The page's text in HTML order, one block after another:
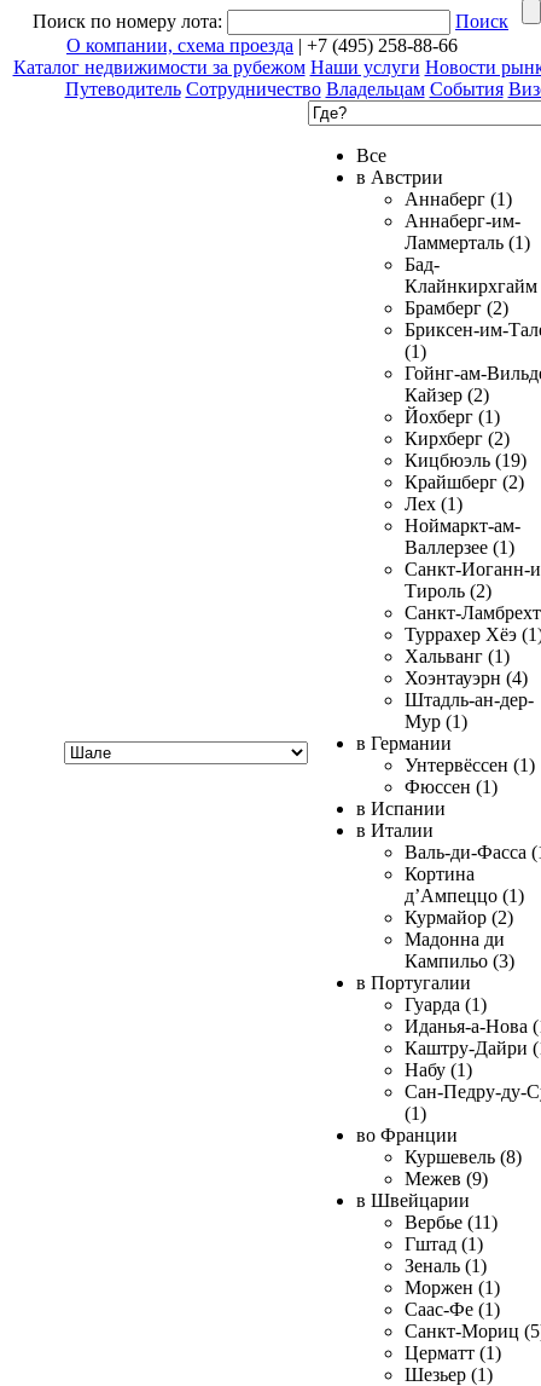
Поиск по номеру лота:
Поиск
О компании, схема проезда | +7 (495) 258-88-66
Каталог недвижимости за рубежом Наши услуги Новости
Путеводитель Сотрудничество Владельцам События
Все
в Австрии
Аннаберг (1)
Аннаберг-им-
Ламмерталь (1)
Бад-
Клайнкирхгайм
Брамберг (2)
Бриксен-им-
(1)
Гойнг-ам-
Кайзер (2)
Йохберг (1)
Кирхберг (2)
Кицбюэль (19)
Крайшберг (2)
Лех (1)
Ноймаркт-ам-
Валлерзее (1)
Санкт-Иоганн-
Тироль (2)
Санкт-
Туррахер Хёэ
Хальванг (1)
Хоэнтауэрн (4)
Штадль-ан-дер-
Мур (1)
в Германии
Унтервёссен (1)
Фюссен (1)
в Испании
в Италии
Валь-ди-Фасса
Кортина
д’Ампеццо (1)
Курмайор (2)
Мадонна ди
Кампильо (3)
в Португалии
Гуарда (1)
Иданья-а-Нова
Каштру-Дайри
Набу (1)
Сан-Педру-ду-
(1)
во Франции
Куршевель (8)
Межев (9)
в Швейцарии
Вербье (11)
Гштад (1)
Зеналь (1)
Моржен (1)
Саас-Фе (1)
Санкт-Мориц
Церматт (1)
Шезьер (1)